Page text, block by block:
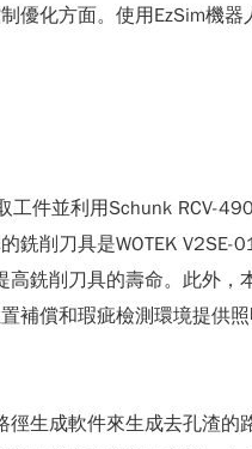
優化方面。使用EzSim機
件並利用Schunk RCV-
銑削刀具是WOTEK
銑削刀具的壽命。此外
補償和瑕疵檢測環境提供
生成軟件來生成去孔渣